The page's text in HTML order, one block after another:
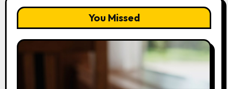
You Missed